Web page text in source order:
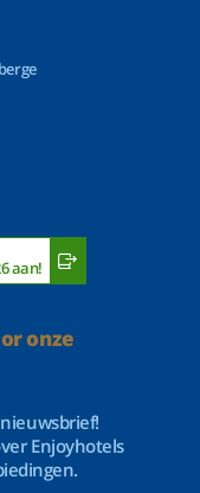
aan!
onze
Enjoyhotels